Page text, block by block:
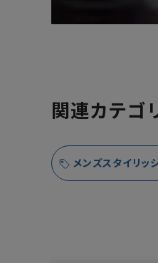
関連カテゴ
メンズスタイリッ